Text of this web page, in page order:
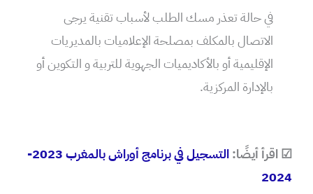
في حالة تعذر مسك الطلب لأسباب تقنية يرجى
الاتصال بالمكلف بمصلحة الإعلاميات بالمديريات
الإقليمية أو بالأكاديميات الجهوية للتربية و التكوين أو
بالإدارة المركزية.
☑ اقرأ أيضًا:
التسجيل في برنامج أوراش بالمغرب 2023-
2024